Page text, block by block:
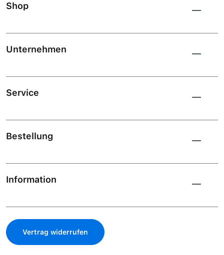
Shop
Unternehmen
Service
Bestellung
Information
Vertrag widerrufen